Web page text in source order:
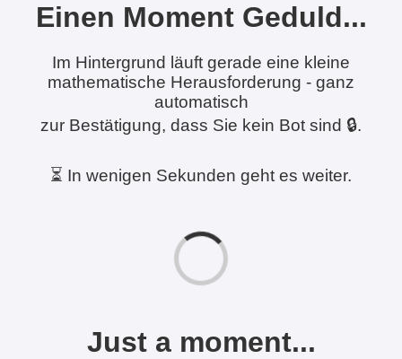
Einen Moment Geduld...
Im Hintergrund läuft gerade eine kleine
mathematische Herausforderung - ganz
automatisch
zur Bestätigung, dass Sie kein Bot sind 🔒.
⏳ In wenigen Sekunden geht es weiter.
Just a moment...